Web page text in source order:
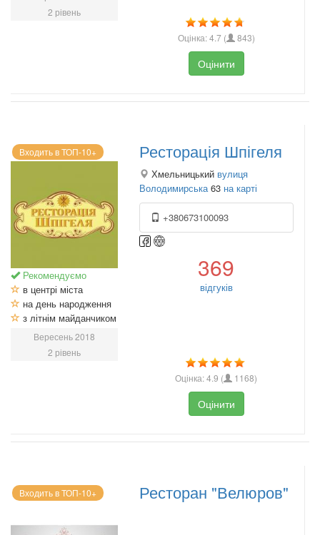
2 рівень
Оцінка:4.7 ( 843)
Оцінити
Входить в ТОП-10+
Рекомендуємо
в центрі міста
на день народження
з літнім майданчиком
Вересень 2018
2 рівень
Ресторація Шпігеля
Хмельницький вулиця
Володимирська63 на карті
+380673100093
369
відгуків
Оцінка:4.9 ( 1168)
Оцінити
Входить в ТОП-10+ Ресторан "Велюров"